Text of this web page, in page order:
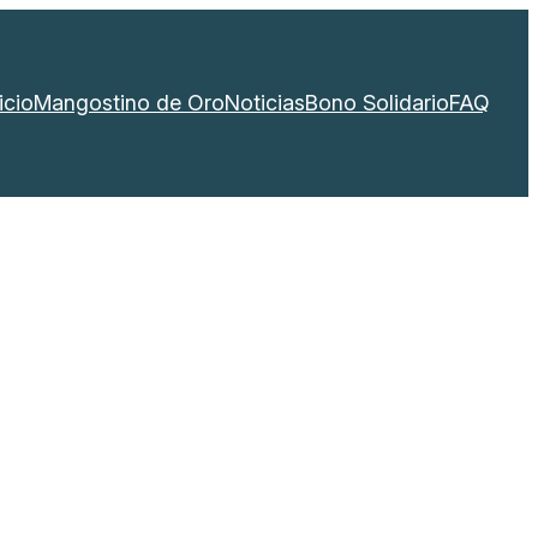
Mangostino de OroNoticiasBono SolidarioFAQ